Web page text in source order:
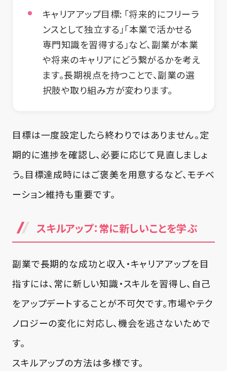
キャリアアップ目標: 「将来的にフリーラ
ンスとして独立する」「本業で活かせる
専門知識を習得する」など、副業が本業
や将来のキャリアにどう繋がるかを考え
ます。長期視点を持つことで、副業の選
択肢や取り組み方が変わります。
目標は一度設定したら終わりではありません。定
期的に進捗を確認し、必要に応じて見直しましょ
う。目標達成時にはご褒美を用意するなど、モチベ
ーション維持も重要です。
スキルアップ：常に新しいことを学ぶ
副業で長期的な成功と収入・キャリアアップを目
指すには、常に新しい知識・スキルを習得し、自己
をアップデートすることが不可欠です。市場やテク
ノロジーの変化に対応し、機会を逃さないためで
す。
スキルアップの方法は多様です。